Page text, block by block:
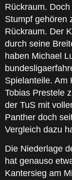
Rückraum.
Stumpf gehören
Rückraum. Der
durch seine
haben Michael
Spielanteile. Am
Tobias Prestele
der TuS mit
Panther doch
Vergleich dazu
Die Niederlage
hat genauso
Kantersieg am